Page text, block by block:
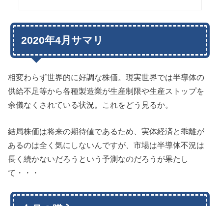
2020年4月サマリ
相変わらず世界的に好調な株価。現実世界では半導体の
供給不足等から各種製造業が生産制限や生産ストップを
余儀なくされている状況。これをどう見るか。
結局株価は将来の期待値であるため、実体経済と乖離が
あるのは全く気にしないんですが、市場は半導体不況は
長く続かないだろうという予測なのだろうが果たし
て・・・